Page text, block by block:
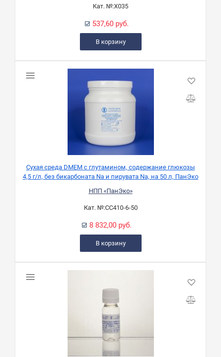
Кат. №:Х035
537,60 руб.
В корзину
Сухая среда DMEM с глутамином, содержание глюкозы
4,5 г/л, без бикарбоната Na и пирувата Na, на 50 л, ПанЭко
НПП «ПанЭко»
Кат. №:СС410-6-50
8 832,00 руб.
В корзину